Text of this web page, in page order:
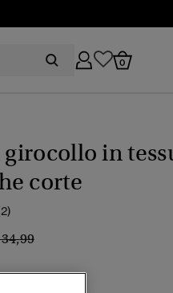
0
in
corte
ridotto da
a